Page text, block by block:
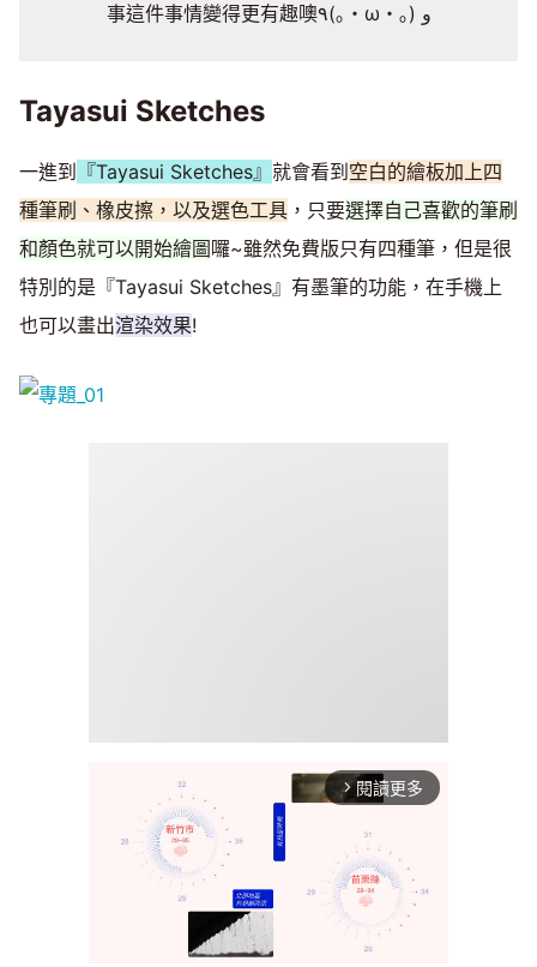
事這件事情變得更有趣噢٩(｡・ω・｡) و
Tayasui Sketches
一進到 『Tayasui Sketches』 就會看到 空白的繪板加上四
種筆刷、橡皮擦，以及選色工具 ，只要選擇自己喜歡的筆刷
和顏色就可以開始繪圖囉~雖然免費版只有四種筆，但是很
特別的是『Tayasui Sketches』有墨筆的功能，在手機上
也可以畫出渲染效果!
arrow_forward_ios 閱讀更多